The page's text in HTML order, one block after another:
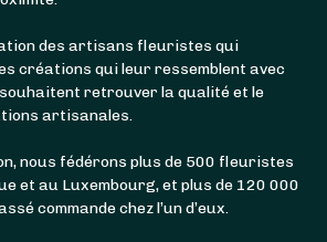
des artisans fleuristes qui
créations qui leur ressemblent avec
retrouver la qualité et le
artisanales.
nous fédérons plus de 500 fleuristes
et au Luxembourg, et plus de 120 000
commande chez l’un d’eux.